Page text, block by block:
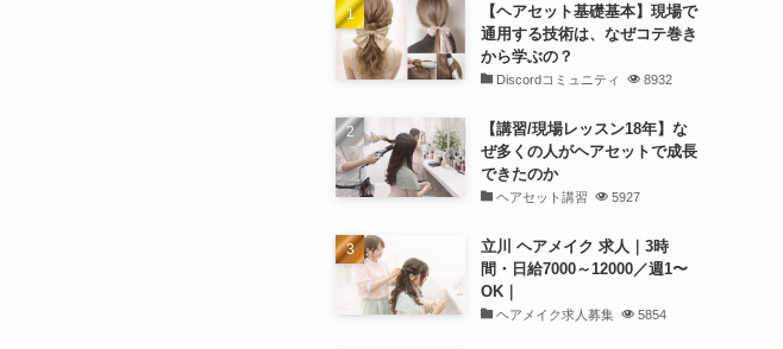
【ヘアセット基礎基本】現場で
通用する技術は、なぜコテ巻き
から学ぶの？
Discordコミュニティ 8932
【講習/現場レッスン18年】な
ぜ多くの人がヘアセットで成長
できたのか
ヘアセット講習 5927
立川 ヘアメイク 求人｜3時
間・日給7000～12000／週1〜
OK｜
ヘアメイク求人募集 5854